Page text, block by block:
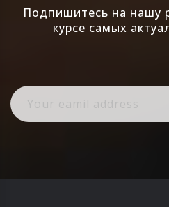
Подпишитесь на нашу
курсе самых